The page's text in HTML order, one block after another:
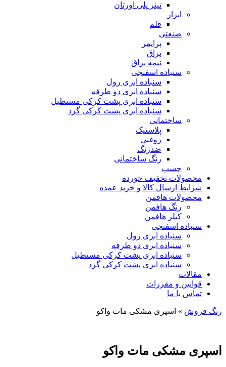
تینر پلی اورتان
ابزار
قلم
صنعتی
پرایمر
براق
نیمه براق
سنباده اسفنجی
سنباده ابری رول
سنباده ابری دو طرفه
سنباده ابری پشت کرکی مستطیل
سنباده ابری پشت کرکی گرد
ساختمانی
پلاستیک
روغنی
ضدزنگ
رنگ ساختمانی
چسب
محصولات تخفیف خورده
شرایط ارسال کالا و خرید عمده
محصولات هافمن
رنگ هافمن
کیلر هافمن
سنباده اسفنجی
سنباده ابری رول
سنباده ابری دو طرفه
سنباده ابری پشت کرکی مستطیل
سنباده ابری پشت کرکی گرد
مقالات
قوانین و مقررات
تماس با ما
رنگ فروش » اسپری مشکی مات واکو
اسپری مشکی مات واکو